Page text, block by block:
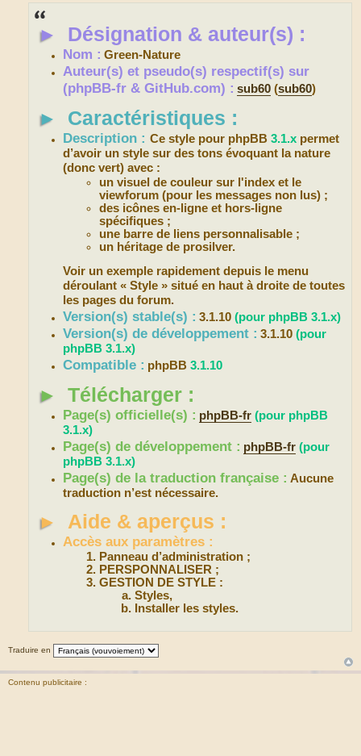
► Désignation & auteur(s) :
Nom : Green-Nature
Auteur(s) et pseudo(s) respectif(s) sur
(phpBB-fr & GitHub.com) : sub60 (sub60)
► Caractéristiques :
Description :Ce style pour phpBB3.1.x permet
d’avoir un style sur des tons évoquant la nature
(donc vert) avec :
un visuel de couleur sur l'index et le
viewforum (pour les messages non lus) ;
des icônes en-ligne et hors-ligne
spécifiques ;
une barre de liens personnalisable ;
un héritage de prosilver.
Voir un exemple rapidement depuis le menu
déroulant « Style » situé en haut à droite de toutes
les pages du forum.
Version(s) stable(s) : 3.1.10(pour phpBB 3.1.x)
Version(s) de développement : 3.1.10(pour
phpBB 3.1.x)
Compatible : phpBB3.1.10
► Télécharger :
Page(s) officielle(s) : phpBB-fr (pour phpBB
3.1.x)
Page(s) de développement : phpBB-fr (pour
phpBB 3.1.x)
Page(s) de la traduction française : Aucune
traduction n’est nécessaire.
► Aide & aperçus :
Accès aux paramètres :
Panneau d’administration ;
PERSPONNALISER ;
GESTION DE STYLE :
Styles,
Installer les styles.
Traduire en
Contenu publicitaire :